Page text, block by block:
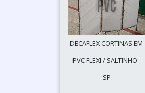
DECAFLEX CORTINAS EM
PVC FLEXI / SALTINHO -
SP